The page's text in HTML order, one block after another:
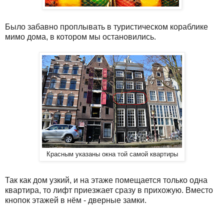
Было забавно проплывать в туристическом кораблике
мимо дома, в котором мы остановились.
Красным указаны окна той самой квартиры
Так как дом узкий, и на этаже помещается только одна
квартира, то лифт приезжает сразу в прихожую. Вместо
кнопок этажей в нём - дверные замки.